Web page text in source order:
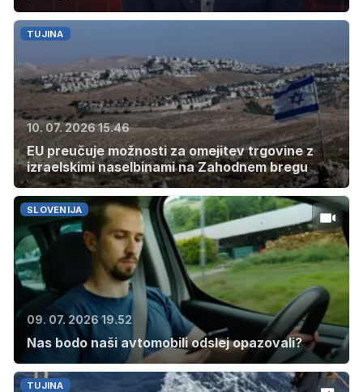
TUJINA
10. 07. 2026 15.46
EU preučuje možnosti za omejitev trgovine z
izraelskimi naselbinami na Zahodnem bregu
SLOVENIJA
09. 07. 2026 19.52
Nas bodo naši avtomobili odslej opazovali?
TUJINA